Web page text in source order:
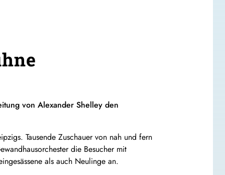
von Alexander Shelley den
Tausende Zuschauer von nah und fern
die Besucher mit
als auch Neulinge an.